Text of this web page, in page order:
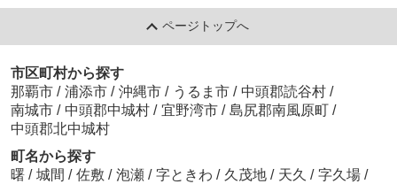
ページトップへ
市区町村から探す
那覇市 / 浦添市 / 沖縄市 / うるま市 / 中頭郡読谷村 /
南城市 / 中頭郡中城村 / 宜野湾市 / 島尻郡南風原町 /
中頭郡北中城村
町名から探す
曙 / 城間 / 佐敷 / 泡瀬 / 字ときわ / 久茂地 / 天久 / 字久場 /